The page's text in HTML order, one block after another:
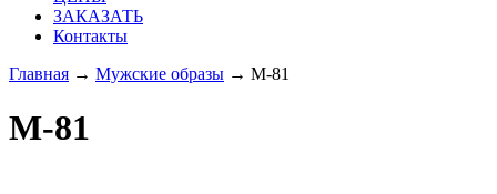
ЗАКАЗАТЬ
Контакты
Главная → Мужские образы → M-81
M-81